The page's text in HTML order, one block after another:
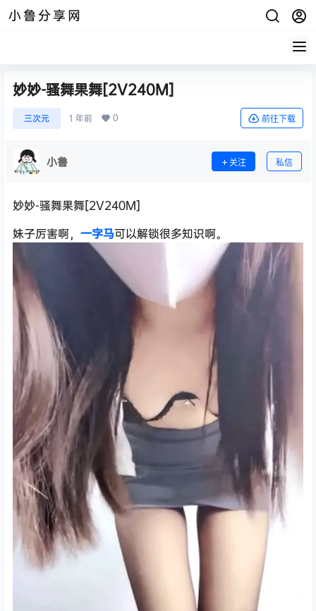
小鲁分享网
妙妙-骚舞果舞[2V240M]
三次元 1 年前 0 前往下载
小鲁 关注 私信
妙妙-骚舞果舞[2V240M]
妹子厉害啊， 一字马可以解锁很多知识啊。